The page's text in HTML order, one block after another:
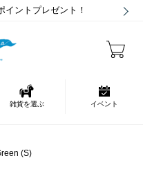
ントプレゼント！
雑貨を選ぶ イベント
(S)